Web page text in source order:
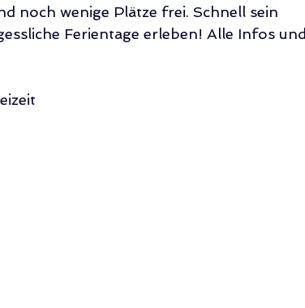
noch wenige Plätze frei. Schnell sein
Ferientage erleben! Alle Infos und